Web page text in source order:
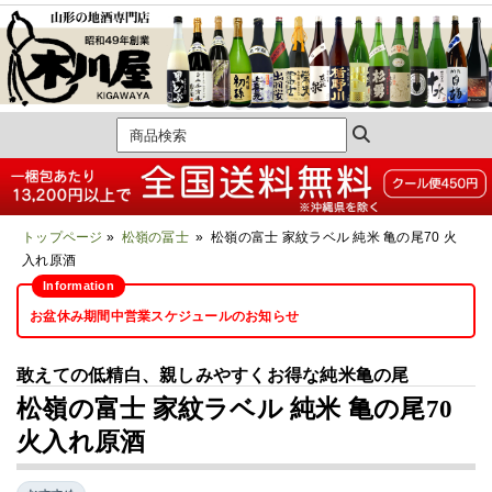
トップページ » 松嶺の冨士» 松嶺の富士 家紋ラベル 純米 亀の尾70 火
入れ原酒
お盆休み期間中営業スケジュールのお知らせ
敢えての低精白、親しみやすくお得な純米亀の尾
松嶺の富士 家紋ラベル 純米 亀の尾70
火入れ原酒